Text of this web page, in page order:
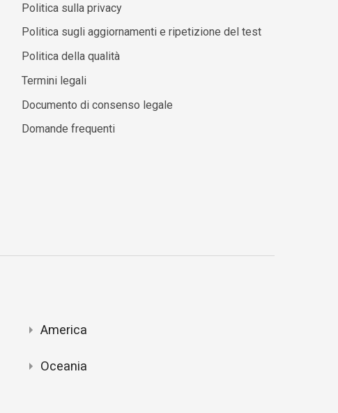
Politica sulla privacy
Politica sugli aggiornamenti e ripetizione del test
Politica della qualità
Termini legali
Documento di consenso legale
Domande frequenti
America
Oceania